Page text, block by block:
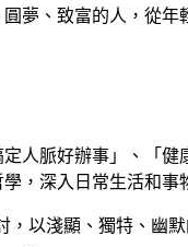
夢、致富的人，從
人脈好辦事」、「
，深入日常生活和
以淺顯、獨特、幽